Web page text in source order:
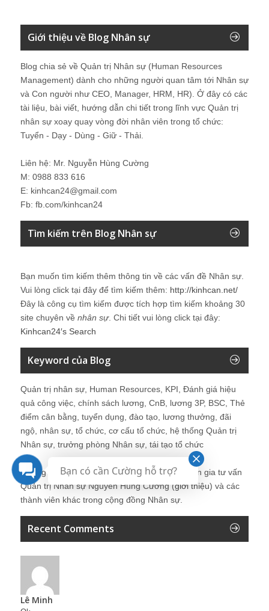
Giới thiệu về Blog Nhân sự
Blog chia sẻ về Quản trị Nhân sự (Human Resources
Management) dành cho những người quan tâm tới Nhân sự
và Con người như CEO, Manager, HRM, HR). Ở đây có các
tài liệu, bài viết, hướng dẫn chi tiết trong lĩnh vực Quản trị
nhân sự xoay quay vòng đời nhân viên trong tổ chức:
Tuyển - Dạy - Dùng - Giữ - Thải.
Liên hệ: Mr. Nguyễn Hùng Cường
M: 0988 833 616
E: kinhcan24@gmail.com
Fb: fb.com/kinhcan24
Tìm kiếm trên Blog Nhân sự
Bạn muốn tìm kiếm thêm thông tin về các vấn đề Nhân sự
Vui lòng click tại đây để tìm kiếm thêm: http://kinhcan.net/
Đây là công cụ tìm kiếm được tích hợp tìm kiếm khoảng 30
site chuyên về nhân sự. Chi tiết vui lòng click tại đây:
Kinhcan24′s Search
Keyword của Blog
Quản trị nhân sự, Human Resources, KPI, Đánh giá hiệu
quả công việc, chính sách lương, CnB, lương 3P, BSC, Thẻ
điểm cân bằng, tuyển dụng, đào tạo, lương thưởng, đãi
ngộ, nhân sự, tổ chức, cơ cấu tổ chức, hệ thống Quản trị
Nhân sự, trưởng phòng Nhân sự, tái tạo tổ chức
Những bài viết tại blog được chia sẻ bởi chuyên gia tư vấn
Quản trị Nhân sự Nguyễn Hùng Cường (giới thiệu) và các
thành viên khác trong cộng đồng Nhân sự.
Recent Comments
Lê Minh
Bạn có cần Cường hỗ trợ?